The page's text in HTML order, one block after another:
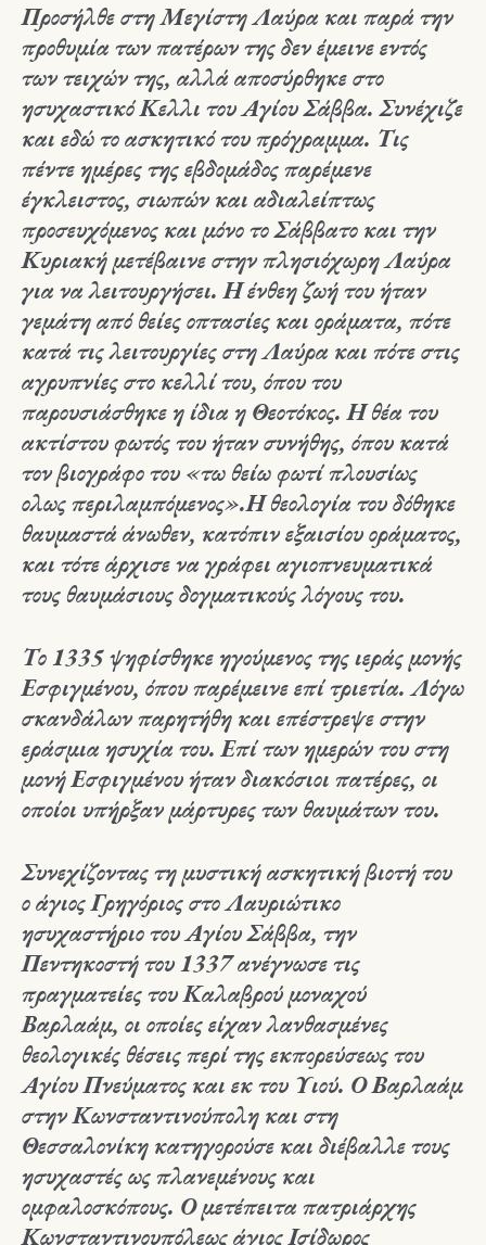
Προσήλθε στη Μεγίστη Λαύρα και παρά την
προθυμία των πατέρων της δεν έμεινε εντός
των τειχών της, αλλά αποσύρθηκε στο
ησυχαστικό Κελλι του Αγίου Σάββα. Συνέχιζε
και εδώ το ασκητικό του πρόγραμμα. Τις
πέντε ημέρες της εβδομάδος παρέμενε
έγκλειστος, σιωπών και αδιαλείπτως
προσευχόμενος και μόνο το Σάββατο και την
Κυριακή μετέβαινε στην πλησιόχωρη Λαύρα
για να λειτουργήσει. Η ένθεη ζωή του ήταν
γεμάτη από θείες οπτασίες και οράματα, πότε
κατά τις λειτουργίες στη Λαύρα και πότε στις
αγρυπνίες στο κελλί του, όπου του
παρουσιάσθηκε η ίδια η Θεοτόκος. Η θέα του
ακτίστου φωτός του ήταν συνήθης, όπου κατά
τον βιογράφο του «τω θείω φωτί πλουσίως
ολως περιλαμπόμενος».Η θεολογία του δόθηκε
θαυμαστά άνωθεν, κατόπιν εξαισίου οράματος,
και τότε άρχισε να γράφει αγιοπνευματικά
τους θαυμάσιους δογματικούς λόγους του.
Το 1335 ψηφίσθηκε ηγούμενος της ιεράς μονής
Εσφιγμένου, όπου παρέμεινε επί τριετία. Λόγω
σκανδάλων παρητήθη και επέστρεψε στην
εράσμια ησυχία του. Επί των ημερών του στη
μονή Εσφιγμένου ήταν διακόσιοι πατέρες, οι
οποίοι υπήρξαν μάρτυρες των θαυμάτων του.
Συνεχίζοντας τη μυστική ασκητική βιοτή του
ο άγιος Γρηγόριος στο Λαυριώτικο
ησυχαστήριο του Αγίου Σάββα, την
Πεντηκοστή του 1337 ανέγνωσε τις
πραγματείες του Καλαβρού μοναχού
Βαρλαάμ, οι οποίες είχαν λανθασμένες
θεολογικές θέσεις περί της εκπορεύσεως του
Αγίου Πνεύματος και εκ του Υιού. Ο Βαρλαάμ
στην Κωνσταντινούπολη και στη
Θεσσαλονίκη κατηγορούσε και διέβαλλε τους
ησυχαστές ως πλανεμένους και
ομφαλοσκόπους. Ο μετέπειτα πατριάρχης
Κωνσταντινουπόλεως άγιος Ισίδωρος